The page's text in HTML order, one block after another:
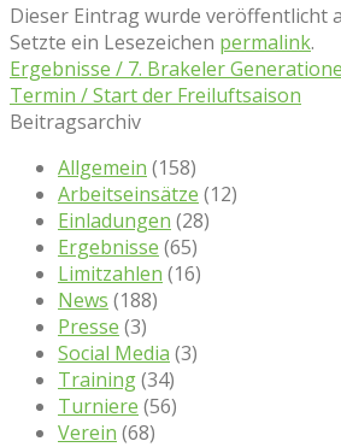
Dieser Eintrag wurde veröffentlicht
Setzte ein Lesezeichen permalink.
Ergebnisse / 7. Brakeler
Termin / Start der Freiluftsaison
Beitragsarchiv
Allgemein (158)
Arbeitseinsätze (12)
Einladungen (28)
Ergebnisse (65)
Limitzahlen (16)
News (188)
Presse (3)
Social Media (3)
Training(34)
Turniere (56)
Verein (68)